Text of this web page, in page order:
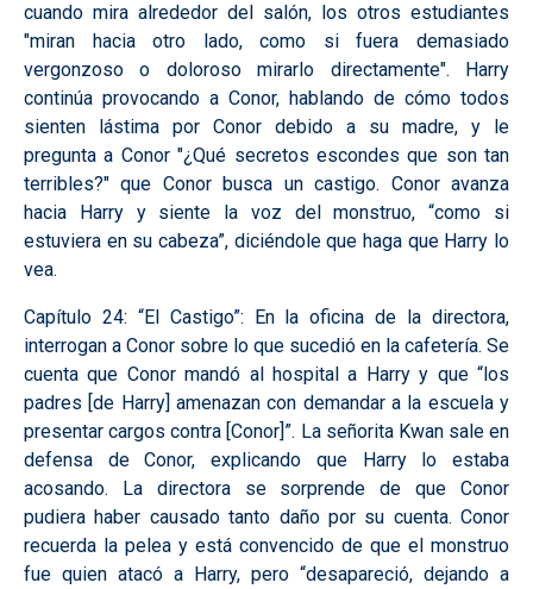
cuando mira alrededor del salón, los otros estudiantes
"miran hacia otro lado, como si fuera demasiado
vergonzoso o doloroso mirarlo directamente". Harry
continúa provocando a Conor, hablando de cómo todos
sienten lástima por Conor debido a su madre, y le
pregunta a Conor "¿Qué secretos escondes que son tan
terribles?" que Conor busca un castigo. Conor avanza
hacia Harry y siente la voz del monstruo, “como si
estuviera en su cabeza”, diciéndole que haga que Harry lo
vea.
Capítulo 24: “El Castigo”:
En la oficina de la directora,
interrogan a Conor sobre lo que sucedió en la cafetería. Se
cuenta que Conor mandó al hospital a Harry y que “los
padres [de Harry] amenazan con demandar a la escuela y
presentar cargos contra [Conor]”. La señorita Kwan sale en
defensa de Conor, explicando que Harry lo estaba
acosando. La directora se sorprende de que Conor
pudiera haber causado tanto daño por su cuenta. Conor
recuerda la pelea y está convencido de que el monstruo
fue quien atacó a Harry, pero “desapareció, dejando a